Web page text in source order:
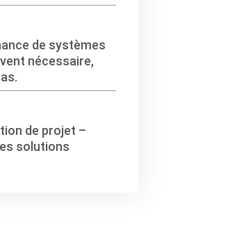
de systèmes
nécessaire,
de projet –
solutions